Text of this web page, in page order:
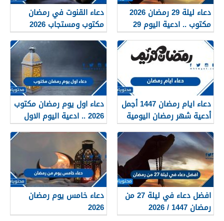
دعاء ليلة 29 رمضان 2026
مكتوب .. ادعية اليوم 29
التاسع والعشرون من رمضان
دعاء القنوت في رمضان
مكتوب ومستجاب 2026
دعاء ايام رمضان 1447 أجمل
أدعية شهر رمضان اليومية
2026
دعاء اول يوم رمضان مكتوب
2026 .. ادعية اليوم الاول
من شهر رمضان
افضل دعاء في ليلة 27 من
رمضان 1447 / 2026
دعاء خامس يوم رمضان
2026